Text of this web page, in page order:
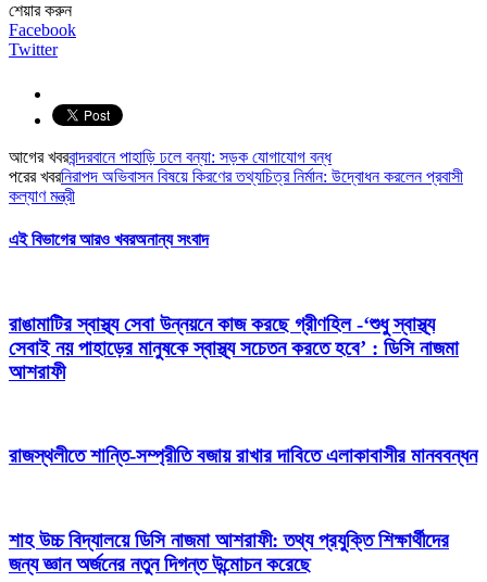
শেয়ার করুন
Facebook
Twitter
আগের খবরবান্দরবানে পাহাড়ি ঢলে বন্যা: সড়ক যোগাযোগ বন্ধ
পরের খবরনিরাপদ অভিবাসন বিষয়ে কিরণের তথ্যচিত্র নির্মান: উদ্বোধন করলেন প্রবাসী
কল্যাণ মন্ত্রী
এই বিভাগের আরও খবরঅনান্য সংবাদ
রাঙামাটির স্বাস্থ্য সেবা উন্নয়নে কাজ করছে গ্রীণহিল -‘শুধু স্বাস্থ্য
সেবাই নয় পাহাড়ের মানুষকে স্বাস্থ্য সচেতন করতে হবে’ : ডিসি নাজমা
আশরাফী
রাজস্থলীতে শান্তি-সম্প্রীতি বজায় রাখার দাবিতে এলাকাবাসীর মানববন্ধন
শাহ উচ্চ বিদ্যালয়ে ডিসি নাজমা আশরাফী: তথ্য প্রযুক্তি শিক্ষার্থীদের
জন্য জ্ঞান অর্জনের নতুন দিগন্ত উন্মোচন করেছে